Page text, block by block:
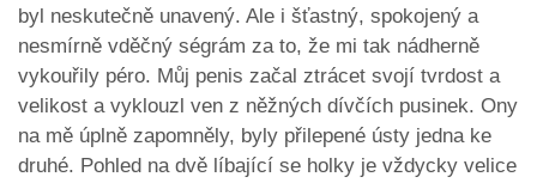
byl neskutečně unavený. Ale i šťastný, spokojený a
nesmírně vděčný ségrám za to, že mi tak nádherně
vykouřily péro. Můj penis začal ztrácet svojí tvrdost a
velikost a vyklouzl ven z něžných dívčích pusinek. Ony
na mě úplně zapomněly, byly přilepené ústy jedna ke
druhé. Pohled na dvě líbající se holky je vždycky velice